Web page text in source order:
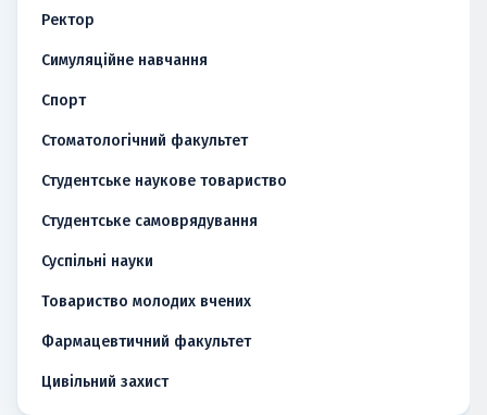
Ректор
Симуляційне навчання
Спорт
Стоматологічний факультет
Студентське наукове товариство
Студентське самоврядування
Суспільні науки
Товариство молодих вчених
Фармацевтичний факультет
Цивільний захист